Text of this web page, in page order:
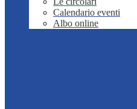
Calendario eventi
Albo online